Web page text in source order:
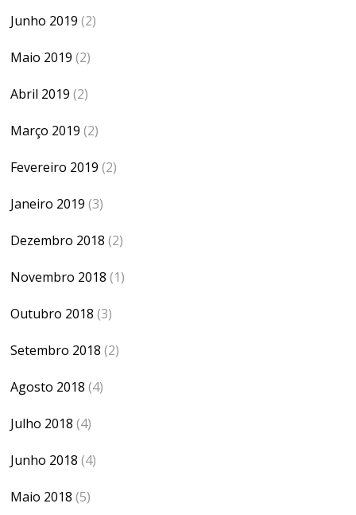
Junho 2019 (2)
Maio 2019 (2)
Abril 2019 (2)
Março 2019 (2)
Fevereiro 2019 (2)
Janeiro 2019 (3)
Dezembro 2018 (2)
Novembro 2018 (1)
Outubro 2018 (3)
Setembro 2018 (2)
Agosto 2018 (4)
Julho 2018 (4)
Junho 2018 (4)
Maio 2018 (5)